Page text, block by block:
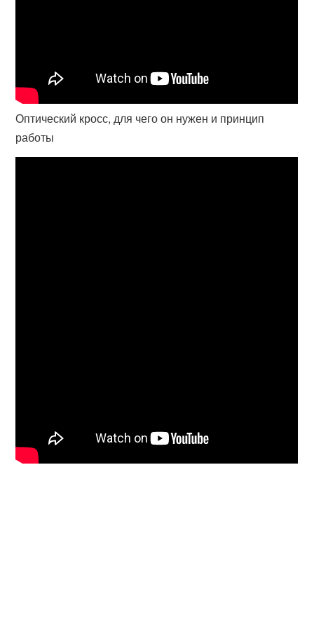
Оптический кросс, для чего он нужен и принцип
работы